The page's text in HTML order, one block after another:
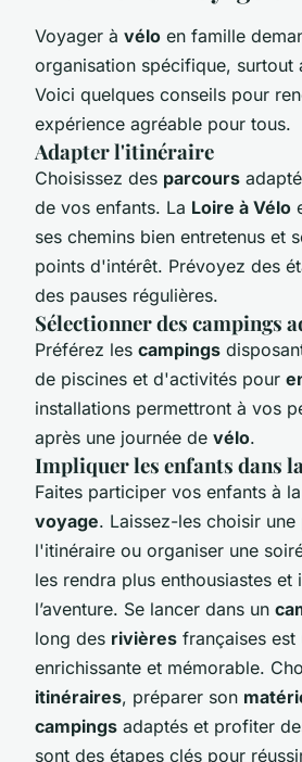
Voyager à vélo en famille
organisation spécifique, surtout
Voici quelques conseils pour
expérience agréable pour tous.
Adapter l'itinéraire
Choisissez des parcours
de vos enfants. La Loire à Vélo
ses chemins bien entretenus et
points d'intérêt. Prévoyez des
des pauses régulières.
Sélectionner des campings
Préférez les campings
de piscines et d'activités pour
installations permettront à vos
après une journée de vélo.
Impliquer les enfants dans
Faites participer vos enfants à
voyage. Laissez-les choisir une
l'itinéraire ou organiser une
les rendra plus enthousiastes et
l’aventure. Se lancer dans un
long des rivières françaises est
enrichissante et mémorable.
itinéraires, préparer son
campings adaptés et profiter
sont des étapes clés pour